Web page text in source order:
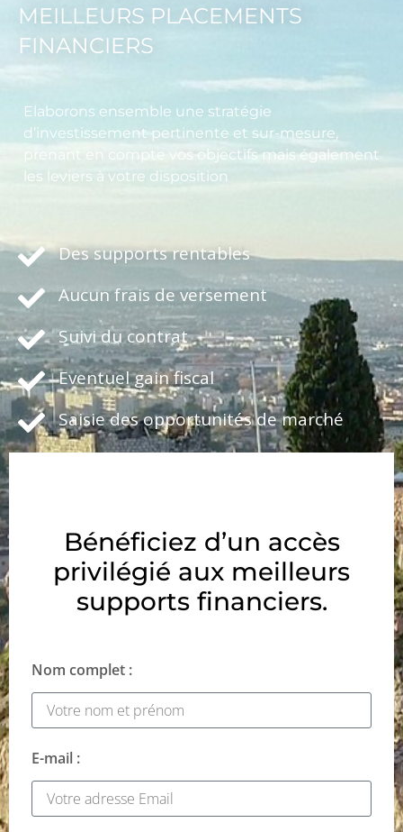
MEILLEURS PLACEMENTS
FINANCIERS
Elaborons ensemble une stratégie
d’investissement pertinente et sur-mesure,
prenant en compte vos objectifs mais également
les leviers à votre disposition
Des supports rentables
Aucun frais de versement
Suivi du contrat
Eventuel gain fiscal
Saisie des opportunités de marché
Bénéficiez d’un accès
privilégié aux meilleurs
supports financiers.
Nom complet :
E-mail :